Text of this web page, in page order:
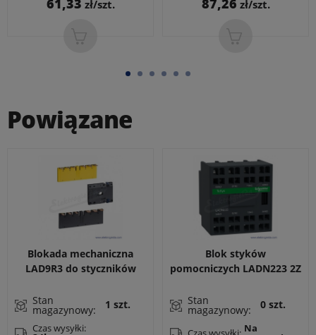
zł/szt. zł/szt.
Powiązane
Blokada mechaniczna
LAD9R3 do styczników
zestawem łączy zasilania
do zestawu nawrotnego
Stan
magazynowy: 1 szt.
Czas wysyłki:
Blok styków
pomocniczych LADN223 2Z
do LC1D, LC1F, CAD
Stan
magazynowy: 0 szt.
Na